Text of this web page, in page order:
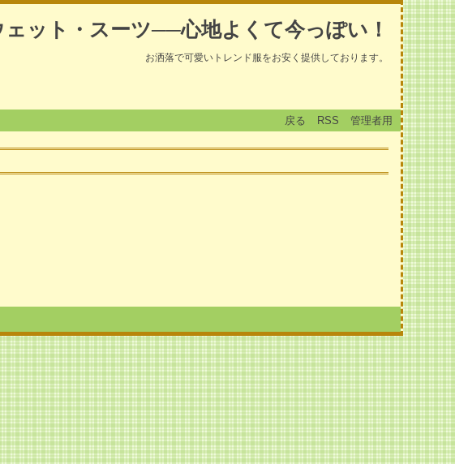
ット・スーツ──心地よくて今っぽい！
お洒落で可愛いトレンド服をお安く提供しております。
戻る RSS 管理者用